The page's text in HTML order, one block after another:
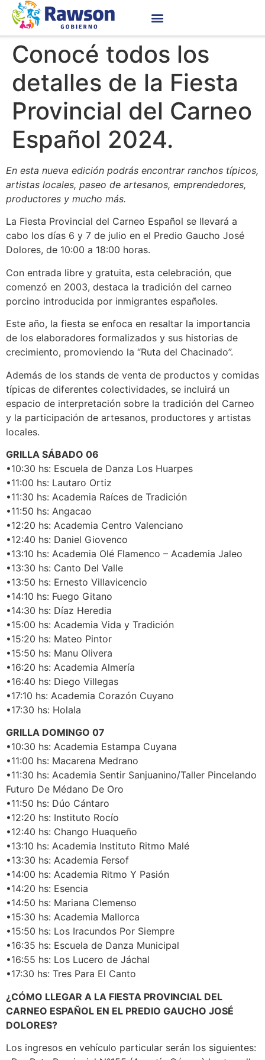
Conocé todos los
detalles de la Fiesta
Provincial del Carneo
Español 2024.
En esta nueva edición podrás encontrar ranchos típicos,
artistas locales, paseo de artesanos, emprendedores,
productores y mucho más.
La Fiesta Provincial del Carneo Español se llevará a
cabo los días 6 y 7 de julio en el Predio Gaucho José
Dolores, de 10:00 a 18:00 horas.
Con entrada libre y gratuita, esta celebración, que
comenzó en 2003, destaca la tradición del carneo
porcino introducida por inmigrantes españoles.
Este año, la fiesta se enfoca en resaltar la importancia
de los elaboradores formalizados y sus historias de
crecimiento, promoviendo la “Ruta del Chacinado”.
Además de los stands de venta de productos y comidas
típicas de diferentes colectividades, se incluirá un
espacio de interpretación sobre la tradición del Carneo
y la participación de artesanos, productores y artistas
locales.
GRILLA SÁBADO 06
•10:30 hs: Escuela de Danza Los Huarpes
•11:00 hs: Lautaro Ortiz
•11:30 hs: Academia Raíces de Tradición
•11:50 hs: Angacao
•12:20 hs: Academia Centro Valenciano
•12:40 hs: Daniel Giovenco
•13:10 hs: Academia Olé Flamenco – Academia Jaleo
•13:30 hs: Canto Del Valle
•13:50 hs: Ernesto Villavicencio
•14:10 hs: Fuego Gitano
•14:30 hs: Díaz Heredia
•15:00 hs: Academia Vida y Tradición
•15:20 hs: Mateo Pintor
•15:50 hs: Manu Olivera
•16:20 hs: Academia Almería
•16:40 hs: Diego Villegas
•17:10 hs: Academia Corazón Cuyano
•17:30 hs: Holala
GRILLA DOMINGO 07
•10:30 hs: Academia Estampa Cuyana
•11:00 hs: Macarena Medrano
•11:30 hs: Academia Sentir Sanjuanino/Taller Pincelando
Futuro De Médano De Oro
•11:50 hs: Dúo Cántaro
•12:20 hs: Instituto Rocío
•12:40 hs: Chango Huaqueño
•13:10 hs: Academia Instituto Ritmo Malé
•13:30 hs: Academia Fersof
•14:00 hs: Academia Ritmo Y Pasión
•14:20 hs: Esencia
•14:50 hs: Mariana Clemenso
•15:30 hs: Academia Mallorca
•15:50 hs: Los Iracundos Por Siempre
•16:35 hs: Escuela de Danza Municipal
•16:55 hs: Los Lucero de Jáchal
•17:30 hs: Tres Para El Canto
¿CÓMO LLEGAR A LA FIESTA PROVINCIAL DEL
CARNEO ESPAÑOL EN EL PREDIO GAUCHO JOSÉ
DOLORES?
Los ingresos en vehículo particular serán los siguientes: